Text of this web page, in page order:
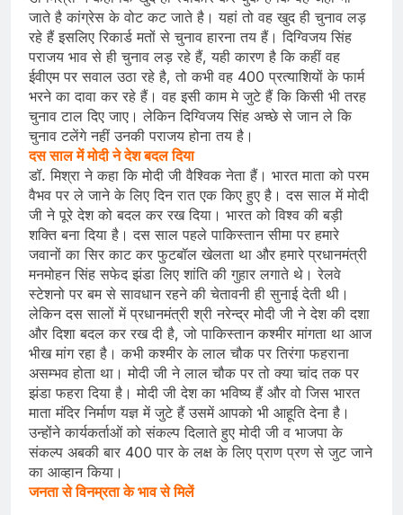
जाते है कांग्रेस के वोट कट जाते है। यहां तो वह खुद ही चुनाव लड़
रहे हैं इसलिए रिकार्ड मतों से चुनाव हारना तय हैं। दिग्विजय सिंह
पराजय भाव से ही चुनाव लड़ रहे हैं, यही कारण है कि कहीं वह
ईवीएम पर सवाल उठा रहे है, तो कभी वह 400 प्रत्याशियों के फार्म
भरने का दावा कर रहे हैं। वह इसी काम मे जुटे हैं कि किसी भी तरह
चुनाव टाल दिए जाए। लेकिन दिग्विजय सिंह अच्छे से जान ले कि
चुनाव टलेंगे नहीं उनकी पराजय होना तय है।
दस साल में मोदी ने देश बदल दिया
डॉ. मिश्रा ने कहा कि मोदी जी वैश्विक नेता हैं। भारत माता को परम
वैभव पर ले जाने के लिए दिन रात एक किए हुए है। दस साल में मोदी
जी ने पूरे देश को बदल कर रख दिया। भारत को विश्व की बड़ी
शक्ति बना दिया है। दस साल पहले पाकिस्तान सीमा पर हमारे
जवानों का सिर काट कर फुटबॉल खेलता था और हमारे प्रधानमंत्री
मनमोहन सिंह सफेद झंडा लिए शांति की गुहार लगाते थे। रेलवे
स्टेशनो पर बम से सावधान रहने की चेतावनी ही सुनाई देती थी।
लेकिन दस सालों में प्रधानमंत्री श्री नरेन्द्र मोदी जी ने देश की दशा
और दिशा बदल कर रख दी है, जो पाकिस्तान कश्मीर मांगता था आज
भीख मांग रहा है। कभी कश्मीर के लाल चौक पर तिरंगा फहराना
असम्भव होता था। मोदी जी ने लाल चौक पर तो क्या चांद तक पर
झंडा फहरा दिया है। मोदी जी देश का भविष्य हैं और वो जिस भारत
माता मंदिर निर्माण यज्ञ में जुटे हैं उसमें आपको भी आहूति देना है।
उन्होंने कार्यकर्ताओं को संकल्प दिलाते हुए मोदी जी व भाजपा के
संकल्प अबकी बार 400 पार के लक्ष के लिए प्राण प्रण से जुट जाने
का आव्हान किया।
जनता से विनम्रता के भाव से मिलें